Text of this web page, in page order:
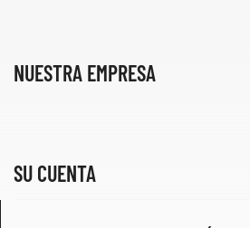
NUESTRA EMPRESA
SU CUENTA